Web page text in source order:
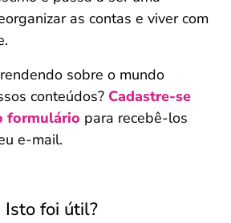
as contas e viver com
sobre o mundo
conteúdos? Cadastre-se
formulário para recebê-los
e-mail.
Isto foi útil?